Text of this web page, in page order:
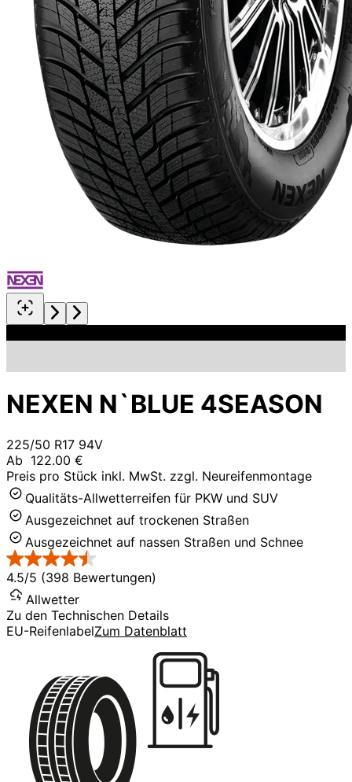
NEXEN N`BLUE 4SEASON
225/50 R17 94V
Ab 122.00 €
Preis pro Stück inkl. MwSt. zzgl. Neureifenmontage
Qualitäts-Allwetterreifen für PKW und SUV
Ausgezeichnet auf trockenen Straßen
Ausgezeichnet auf nassen Straßen und Schnee
4.5/5 (398 Bewertungen)
Allwetter
Zu den Technischen Details
EU-ReifenlabelZum Datenblatt